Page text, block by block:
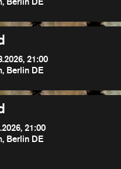
21:00
Berlin DE
21:00
Berlin DE